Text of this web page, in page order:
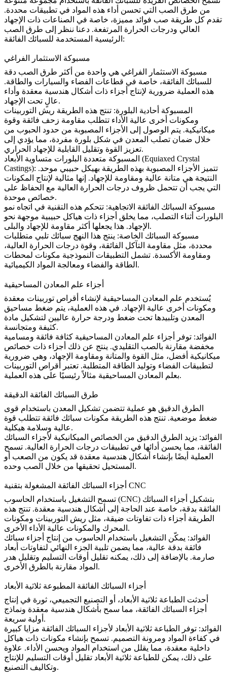
من طرق الصب التي تحسن أداء هذه المواد في تطبيقات محددة.
تقدم كل طريقة صب فوائد مميزة، خاصة في الصناعات ذات الإجهاد
العالي ودرجات الحرارة المرتفعة. دعنا ننظر إلى طرق الصب
الرئيسية المستخدمة للسبائك الفائقة:
مسبوكة الاستثمار الفراغي
مسبوكة الاستثمار الفراغي هي واحدة من أكثر طرق الصب دقة
للسبائك الفائقة، خاصة في قطاعات الفضاء والسيارات والطاقة.
هذه العملية ضرورية لإنتاج أجزاء ذات أشكال هندسية معقدة وأداء
عالٍ تحت الإجهاد.
المسبوكة أحادية البلورة: تنتج هذه الطريقة ريش التوربينات
ومكونات أخرى عالية الأداء تتطلب مقاومة زحف فائقة وقوة
ميكانيكية. يتم الوصول إلى الأجزاء المصبوبة من حدود الحبوب من
خلال ضمان تصلب المعدن في شكل بلورة مفردة، مما يؤدي إلى
تعزيز القوة وتقليل القابلية للإجهاد الحراري.
المسبوكة متعددة البلورات متساوية الأبعاد (Equiaxed Crystal
Castings):
النتيجة هي متانة عالية ومقاومة للإجهاد. إنها مثالية لإنتاج المكونات
التي يجب أن تتحمل ظروف درجات الحرارة العالية مع الحفاظ على
خصائص موحدة.
مسبوكة السبائك الفائقة الاتجاهية: تتحكم هذه التقنية في اتجاه نمو
البلورات أثناء التصلب، مما يخلق أجزاء ذات هياكل حبيبية موجهة نحو
الإجهاد. هذا يجعلها أكثر مقاومة للإجهاد والبلى.
مسبوكة السبائك الخاصة: ينتج هذا النهج سبائك تلبي متطلبات
محددة، مثل مقاومة التآكل الفائقة، وقوة درجات الحرارة العالية،
ومقاومة الأكسدة. تشمل التطبيقات النموذجية مكونات لمحطات
الطاقة والفضاء ومعالجة المواد الكيميائية.
أجزاء علم المعادن المساحيقية
يُستخدم علم المعادن المساحيقية لإنشاء أقراص توربينات معقدة
ومكونات أخرى عالية الإجهاد. في هذه العملية، يتم ضغط مساحيق
المعدن وتلبيدها تحت ضغط ودرجة حرارة عاليين لتشكيل مادة
كثيفة ومتجانسة.
الفوائد: توفر أجزاء علم المعادن المساحيقية كثافة فائقة ومسامية
مخفضة مقارنة بالصب التقليدي. ينتج عن ذلك أجزاء ذات خصائص
ميكانيكية أفضل، مثل القوة والمتانة ومقاومة الإجهاد، وهي ضرورية
لتطبيقات الفضاء وتوليد الطاقة المتطلبة. تعتبر
أقراص التوربينات
بعلم المعادن المساحيقيةمثالاً رئيسيًا على هذه العملية.
طرق السبائك الفائقة الدقيقة
الطرق الدقيق هو عملية تتضمن تشكيل المعدن باستخدام قوى
ضغط موضعية. تنتج هذه الطريقة مكونات سبائك فائقة تتطلب قوة
عالية وسلامة هيكلية.
الفوائد: يزيد الطرق الدقيق من الخصائص الميكانيكية لأجزاء السبائك
الفائقة، مما يحسن أدائها في تطبيقات درجات الحرارة العالية. تسمح
العملية أيضًا بإنشاء أشكال هندسية معقدة قد يكون من الصعب أو
المستحيل تحقيقها من خلال الصب وحده.
أجزاء السبائك الفائقة المشغولة بتقنية CNC
تسمح التشغيل باستخدام الحاسوب (CNC)
الفائقة بدقة، خاصة عند الحاجة إلى أشكال هندسية معقدة. تنتج هذه
الطريقة أجزاء ذات تفاوتات ضيقة، مثل ريش التوربينات ومكونات
المحرك والمكونات عالية الأداء الأخرى.
الفوائد: يمكّن التشغيل باستخدام الحاسوب من إنتاج أجزاء سبائك
فائقة بدقة عالية، مما يضمن تلبية الجزء النهائي لتفاوتات أبعاد
صارمة. بالإضافة إلى ذلك، يمكنه تقليل أوقات التسليم وتقليل هدر
المواد مقارنة بالطرق الأخرى.
أجزاء السبائك الفائقة المطبوعة ثلاثية الأبعاد
أحدثت الطباعة ثلاثية الأبعاد، أو التصنيع التجميعي، ثورة في إنتاج
أجزاء السبائك الفائقة، مما سمح بأشكال هندسية معقدة ونماذج
أولية سريعة.
الفوائد: توفر الطباعة ثلاثية الأبعاد لأجزاء السبائك الفائقة مزايا كبيرة
في كفاءة المواد ومرونة التصميم. تسمح بإنشاء مكونات ذات هياكل
داخلية معقدة، مما يقلل من استخدام المواد ويحسن الأداء. علاوة
على ذلك، يمكن للطباعة ثلاثية الأبعاد تقليل أوقات التسليم للإنتاج
وتكاليف التصنيع.